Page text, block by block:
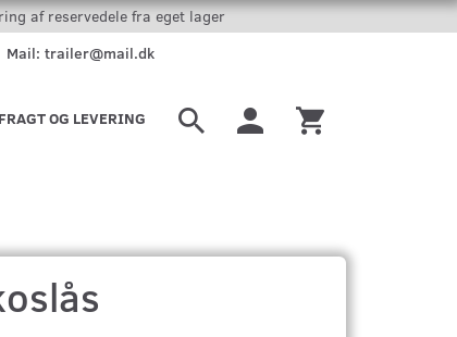
af reservedele fra eget lager
Mail: trailer@mail.dk
FRAGT OG LEVERING